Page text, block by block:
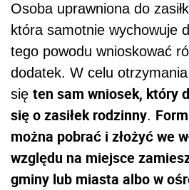
Osoba uprawniona do
która samotnie wychowuje
tego powodu wnioskować
dodatek. W celu
się ten sam wniosek, który
się o zasiłek rodzinny.
można pobrać i złożyć we
względu na miejsce
gminy lub miasta albo w